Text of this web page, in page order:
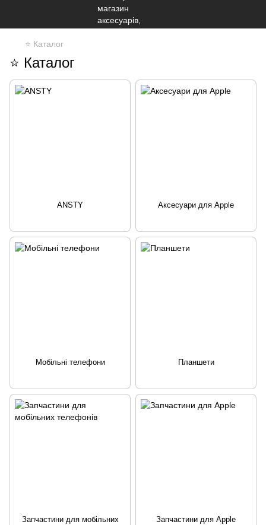
⭐ Каталог
⭐ Каталог
ANSTY Аксесуари для Apple
Мобільні телефони Планшети
Запчастини для мобільних
Запчастини для Apple